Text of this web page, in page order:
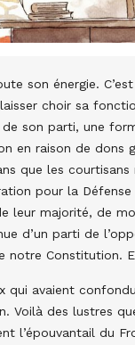
son énergie.
choir sa
de son parti, une
en raison de dons
que les
pour la
leur majorité, de
d’un parti de
notre Constitution.
qui avaient
Voilà des lustres
l’épouvantail du